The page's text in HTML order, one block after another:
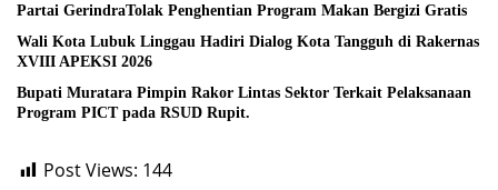
Partai GerindraTolak Penghentian Program Makan Bergizi Gratis
Wali Kota Lubuk Linggau Hadiri Dialog Kota Tangguh di Rakernas
XVIII APEKSI 2026
Bupati Muratara Pimpin Rakor Lintas Sektor Terkait Pelaksanaan
Program PICT pada RSUD Rupit.
Post Views: 144